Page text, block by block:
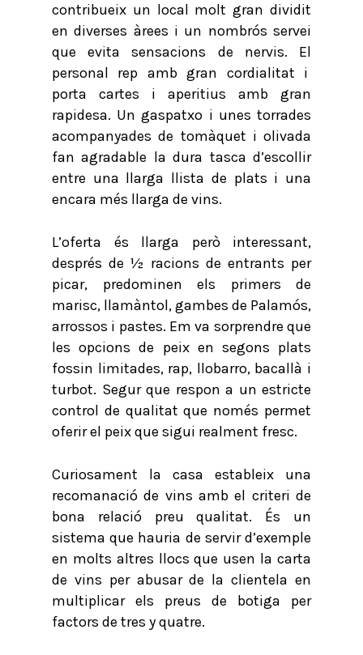
contribueix un local molt gran dividit
en diverses àrees i un nombrós servei
que evita sensacions de nervis. El
personal rep amb gran cordialitat i
porta cartes i aperitius amb gran
rapidesa. Un gaspatxo i unes torrades
acompanyades de tomàquet i olivada
fan agradable la dura tasca d’escollir
entre una llarga llista de plats i una
encara més llarga de vins.
L’oferta és llarga però interessant,
després de ½ racions de entrants per
picar, predominen els primers de
marisc, llamàntol, gambes de Palamós,
arrossos i pastes. Em va sorprendre que
les opcions de peix en segons plats
fossin limitades, rap, llobarro, bacallà i
turbot. Segur que respon a un estricte
control de qualitat que només permet
oferir el peix que sigui realment fresc.
Curiosament la casa estableix una
recomanació de vins amb el criteri de
bona relació preu qualitat. És un
sistema que hauria de servir d’exemple
en molts altres llocs que usen la carta
de vins per abusar de la clientela en
multiplicar els preus de botiga per
factors de tres y quatre.